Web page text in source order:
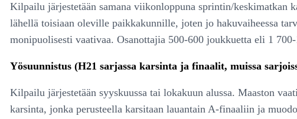
Kilpailu järjestetään samana viikonloppuna sprintin/keskimatkan
lähellä toisiaan oleville paikkakunnille, joten jo hakuvaiheessa
monipuolisesti vaativaa. Osanottajia 500-600 joukkuetta eli 1
Yösuunnistus (H21 sarjassa karsinta ja finaalit, muissa
Kilpailu järjestetään syyskuussa tai lokakuun alussa. Maaston
karsinta, jonka perusteella karsitaan lauantain A-finaaliin ja